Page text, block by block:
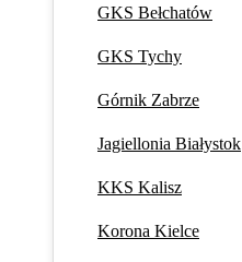
GKS Bełchatów
GKS Tychy
Górnik Zabrze
Jagiellonia Białystok
KKS Kalisz
Korona Kielce